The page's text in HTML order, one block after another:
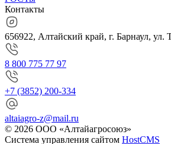
Контакты
656922, Алтайский край, г. Барнаул, ул.
8 800 775 77 97
+7 (3852) 200-334
altaiagro-z@mail.ru
© 2026 ООО «Алтайагросоюз»
Система управления сайтом HostCMS